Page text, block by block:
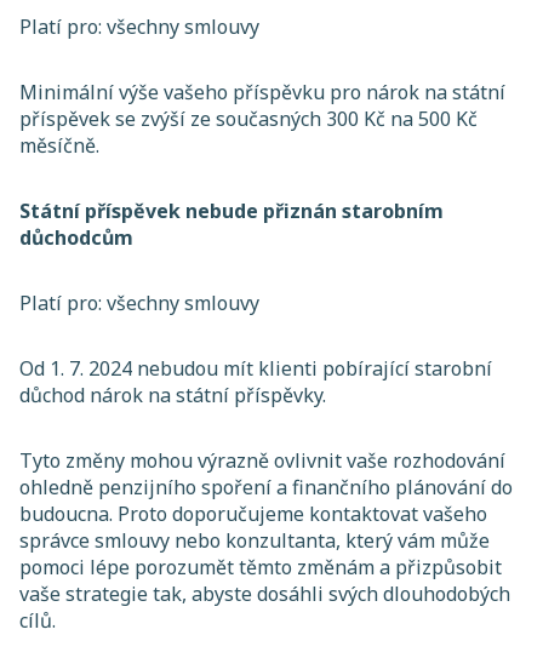
Platí pro: všechny smlouvy
Minimální výše vašeho příspěvku pro nárok na státní
příspěvek se zvýší ze současných 300 Kč na 500 Kč
měsíčně.
Státní příspěvek nebude přiznán starobním
důchodcům
Platí pro: všechny smlouvy
Od 1. 7. 2024 nebudou mít klienti pobírající starobní
důchod nárok na státní příspěvky.
Tyto změny mohou výrazně ovlivnit vaše rozhodování
ohledně penzijního spoření a finančního plánování do
budoucna. Proto doporučujeme kontaktovat vašeho
správce smlouvy nebo konzultanta, který vám může
pomoci lépe porozumět těmto změnám a přizpůsobit
vaše strategie tak, abyste dosáhli svých dlouhodobých
cílů.